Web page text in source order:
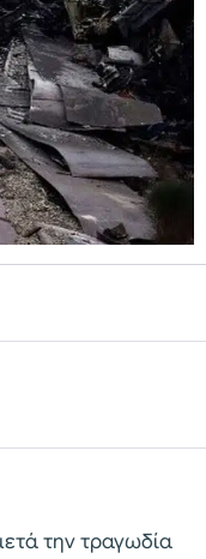
την τραγωδία